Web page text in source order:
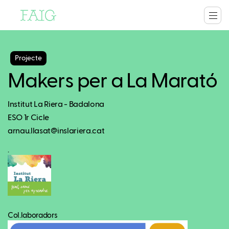
Projecte
Makers per a La Marató
Institut La Riera - Badalona
ESO 1r Cicle
arnau.llasat@inslariera.cat
.
Col.laboradors